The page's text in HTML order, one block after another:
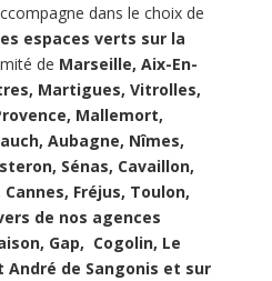
dans le choix de
espaces verts sur la
de Marseille, Aix-En-
Martigues, Vitrolles,
Mallemort,
Aubagne, Nîmes,
Sénas, Cavaillon,
Fréjus, Toulon,
de nos agences
Gap, Cogolin, Le
André de Sangonis et sur